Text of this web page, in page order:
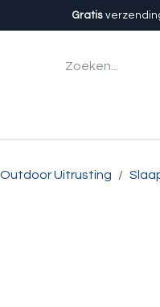
Gratis
Outdoor Uitrusting